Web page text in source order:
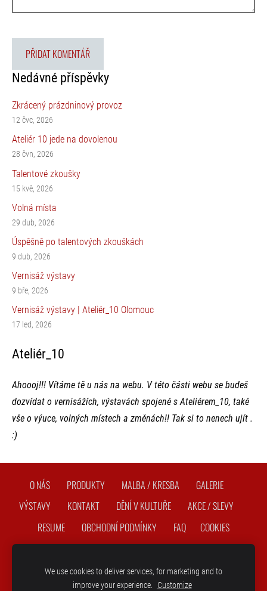
Nedávné příspěvky
Zkrácený prázdninový provoz
12 čvc, 2026
Ateliér 10 jede na dovolenou
28 čvn, 2026
Talentové zkoušky
15 kvě, 2026
Volná místa
29 dub, 2026
Úspěšně po talentových zkouškách
9 dub, 2026
Vernisáž výstavy
9 bře, 2026
Vernisáž výstavy | Ateliér_10 Olomouc
17 led, 2026
Ateliér_10
Ahoooj!!! Vítáme tě u nás na webu. V této části webu se budeš
dozvídat o vernisážích, výstavách spojené s Ateliérem_10, také
vše o výuce, volných místech a změnách!! Tak si to nenech ujít .
:)
O NÁS PRODUKTY MALBA / KRESBA
GALERIE
VÝSTAVY
KONTAKT DĚNÍ V KULTUŘE
AKCE / SLEVY
RESUME
OBCHODNÍ PODMÍNKY FAQ COOKIES
práva vyhrazena
We use cookies to deliver services, for marketing and to
improve your experience. Customize